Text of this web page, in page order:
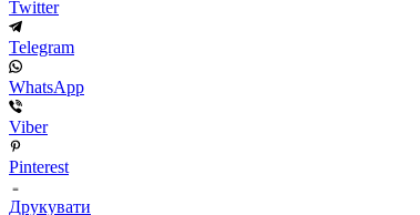
Twitter
Telegram
WhatsApp
Viber
Pinterest
Друкувати